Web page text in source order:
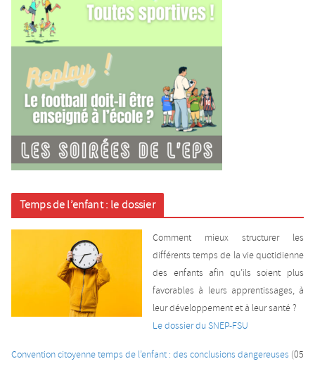
Temps de l’enfant : le dossier
Comment mieux structurer les
différents temps de la vie quotidienne
des enfants afin qu’ils soient plus
favorables à leurs apprentissages, à
leur développement et à leur santé ?
Le dossier du SNEP-FSU
Convention citoyenne temps de l’enfant : des conclusions dangereuses (05